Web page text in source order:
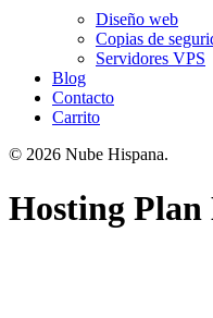
Diseño web
Copias de
Servidores VPS
Blog
Contacto
Carrito
© 2026 Nube Hispana.
Hosting Plan